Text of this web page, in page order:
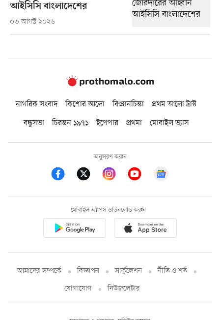
আইসিসি বাংলাদেশের
০৩ আগস্ট ২০২৬
নাগরিক সংবাদ কিশোর আলো বিজ্ঞানচিন্তা
প্রথম আলো ট্রাস্ট
বন্ধুসভা
চিরন্তন ১৯৭১ ইপেপার প্রথমা মোবাইল ভ্যাস
অনুসরণ করুন
মোবাইল অ্যাপস ডাউনলোড করুন
আমাদের সম্পর্কে বিজ্ঞাপন সার্কুলেশন
নীতি ও শর্ত
যোগাযোগ
নিউজলেটার